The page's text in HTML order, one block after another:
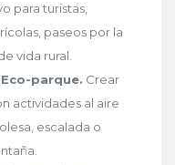
para turistas,
paseos por la
vida rural.
parque. Crear
actividades al aire
escalada o